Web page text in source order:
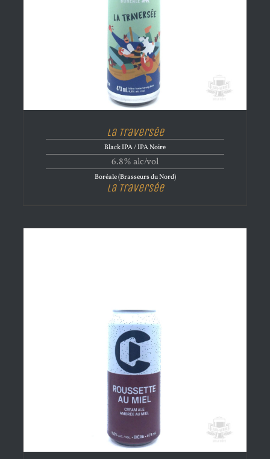
La Traversée
Black IPA / IPA Noire
6.8% alc/vol
Boréale (Brasseurs du Nord)
La Traversée